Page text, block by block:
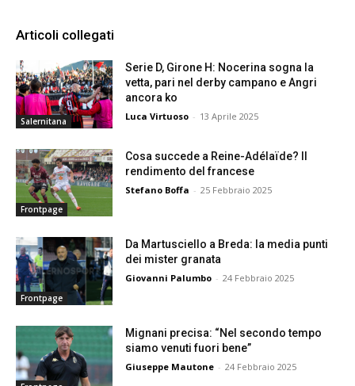
Articoli collegati
Salernitana
Serie D, Girone H: Nocerina sogna la
vetta, pari nel derby campano e Angri
ancora ko
Luca Virtuoso - 13 Aprile 2025
Frontpage
Cosa succede a Reine-Adélaïde? Il
rendimento del francese
Stefano Boffa - 25 Febbraio 2025
Frontpage
Da Martusciello a Breda: la media punti
dei mister granata
Giovanni Palumbo - 24 Febbraio 2025
Mignani precisa: “Nel secondo tempo
siamo venuti fuori bene”
Giuseppe Mautone - 24 Febbraio 2025